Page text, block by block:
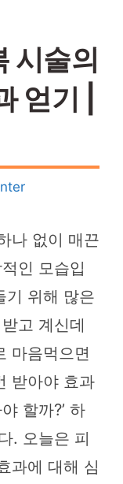
시술의
얻기 |
나 없이 매끈
인 모습입
기 위해 많은
고 계신데
마음먹으면
받아야 효과
할까?’ 하
. 오늘은 피
과에 대해 심